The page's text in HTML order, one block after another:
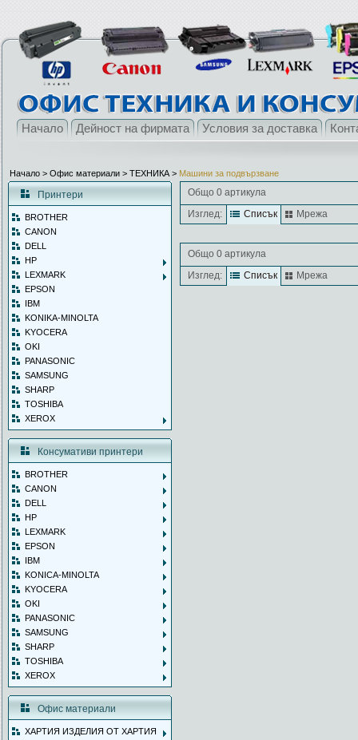
Начало Дейност на фирмата Условия за доставка
Начало > Офис материали > ТЕХНИКА > Машини за подвързване
Принтери
BROTHER
CANON
DELL
HP
LEXMARK
EPSON
IBM
KONIKA-MINOLTA
KYOCERA
OKI
PANASONIC
SAMSUNG
SHARP
TOSHIBA
XEROX
Консумативи принтери
BROTHER
CANON
DELL
HP
LEXMARK
EPSON
IBM
KONICA-MINOLTA
KYOCERA
OKI
PANASONIC
SAMSUNG
SHARP
TOSHIBA
XEROX
Офис материали
ХАРТИЯ ИЗДЕЛИЯ ОТ ХАРТИЯ
Общо 0 артикула
Изглед:
Списък Мрежа
Общо 0 артикула
Изглед:
Списък Мрежа